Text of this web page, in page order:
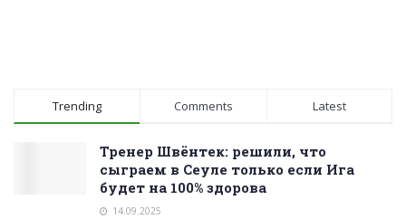
Trending Comments Latest
Тренер Швёнтек: решили, что
сыграем в Сеуле только если Ига
будет на 100% здорова
14.09.2025